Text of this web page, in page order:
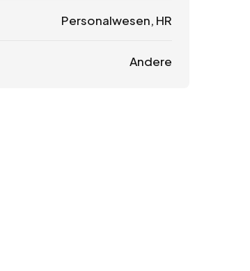
Personalwesen, HR
Andere